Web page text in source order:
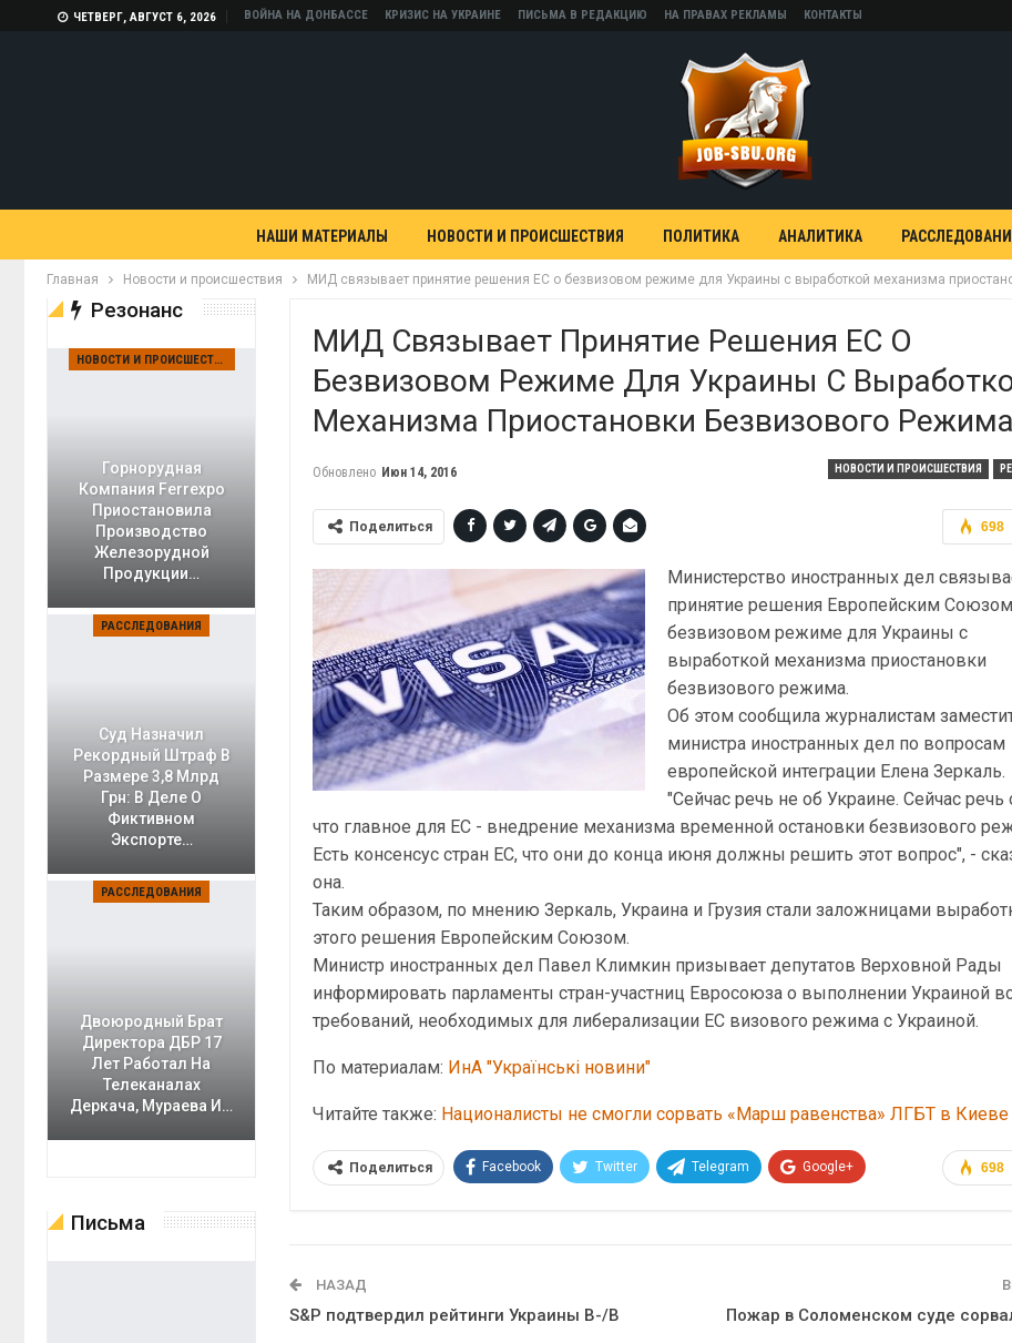
ЧЕТВЕРГ, АВГУСТ 6, 2026 ВОЙНА НА ДОНБАССЕ КРИЗИС НА УКРАИНЕ ПИСЬМА В РЕДАКЦИЮ НА ПРАВАХ РЕКЛАМЫ КОНТАКТЫ
НАШИ МАТЕРИАЛЫ НОВОСТИ И ПРОИСШЕСТВИЯ ПОЛИТИКА АНАЛИТИКА
Главная Новости и происшествия МИД связывает принятие решения ЕС о безвизовом режиме для Украины с выработкой механизма
МИД Связывает Принятие Решения ЕС О
Безвизовом Режиме Для Украины С
Механизма Приостановки Безвизового Режима
НОВОСТИ И ПРОИСШЕСТВИЯ
Обновлено Июн 14, 2016
698
Поделиться
Министерство иностранных дел
принятие решения Европейским
безвизовом режиме для Украины с
выработкой механизма приостановки
безвизового режима.
Об этом сообщила журналистам
министра иностранных дел по вопросам
европейской интеграции Елена Зеркаль.
"Сейчас речь не об Украине. Сейчас речь
что главное для ЕС - внедрение механизма временной остановки безвизового
Есть консенсус стран ЕС, что они до конца июня должны решить этот вопрос", -
она.
Таким образом, по мнению Зеркаль, Украина и Грузия стали заложницами
этого решения Европейским Союзом.
Министр иностранных дел Павел Климкин призывает депутатов Верховной Рады
информировать парламенты стран-участниц Евросоюза о выполнении Украиной
требований, необходимых для либерализации ЕС визового режима с Украиной.
По материалам: ИнА "Українські новини"
Читайте также: Националисты не смогли сорвать «Марш равенства» ЛГБТ в Киеве
698
Поделиться Facebook Twitter Telegram Google+
НАЗАД
S&P подтвердил рейтинги Украины В-/В
Пожар в Соломенском суде
Резонанс
НОВОСТИ И ПРОИСШЕСТВИЯ
Горнорудная
Компания Ferrexpo
Приостановила
Производство
Железорудной
Продукции…
РАССЛЕДОВАНИЯ
Суд Назначил
Рекордный Штраф В
Размере 3,8 Млрд
Грн: В Деле О
Фиктивном
Экспорте…
РАССЛЕДОВАНИЯ
Двоюродный Брат
Директора ДБР 17
Лет Работал На
Телеканалах
Деркача, Мураева И…
Письма